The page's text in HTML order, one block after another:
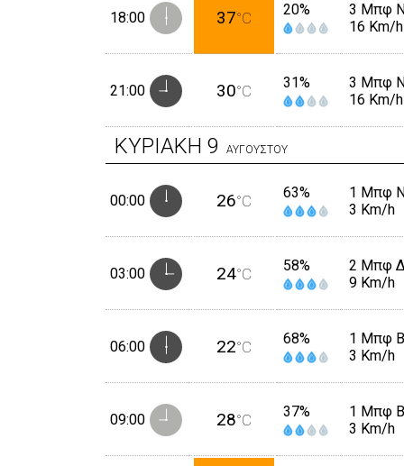
18:00 37°C 20%
3 Μπφ
16 Km/h
21:00 30°C 31%
3 Μπφ
16 Km/h
ΚΥΡΙΑΚΗ 9 ΑΥΓΟΥΣΤΟΥ
00:00 26°C 63%
1 Μπφ
3 Km/h
03:00 24°C 58%
2 Μπφ
9 Km/h
06:00 22°C 68%
1 Μπφ
3 Km/h
09:00 28°C 37%
1 Μπφ B
3 Km/h